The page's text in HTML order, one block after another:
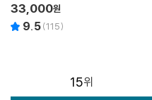
33,000원
9.5(115)
15